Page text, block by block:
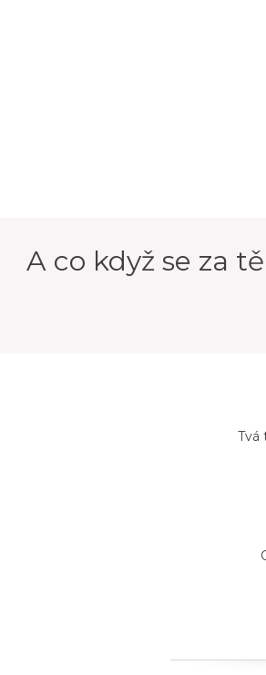
A co když se za
Tvá